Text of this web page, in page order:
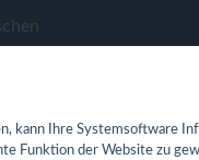
kann Ihre Systemsoftware
Funktion der Website zu